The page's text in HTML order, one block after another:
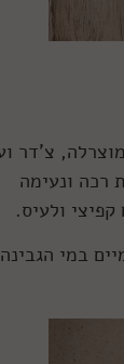
צ'דר
רכה ונעימה
ולעיס.
במי